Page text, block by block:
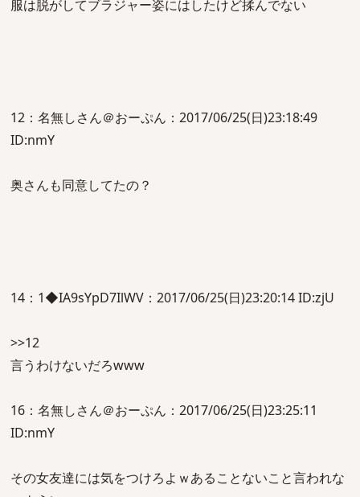
服は脱がしてブラジャー姿にはしたけど揉んでない
12：名無しさん＠おーぷん：2017/06/25(日)23:18:49
ID:nmY
奥さんも同意してたの？
14：1◆IA9sYpD7IlWV：2017/06/25(日)23:20:14 ID:zjU
>>12
言うわけないだろwww
16：名無しさん＠おーぷん：2017/06/25(日)23:25:11
ID:nmY
その女友達には気をつけろよｗあることないこと言われな